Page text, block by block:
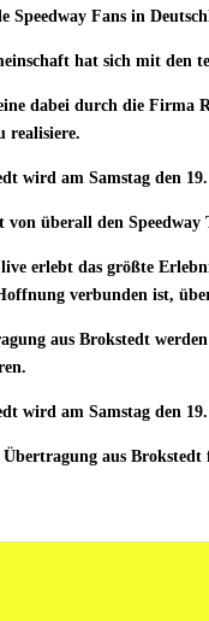
Speedway Fans in
hat sich mit den
dabei durch die Firma
realisiere.
wird am Samstag den
von überall den Speedway
erlebt das größte
verbunden ist,
aus Brokstedt
wird am Samstag den
aus Brokstedt